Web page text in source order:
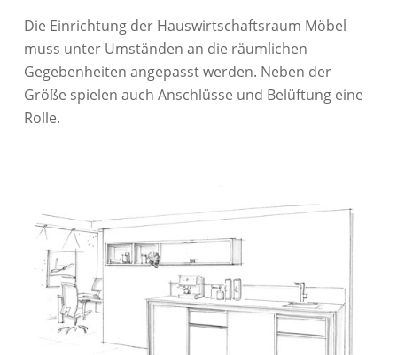
Die Einrichtung der Hauswirtschaftsraum Möbel
muss unter Umständen an die räumlichen
Gegebenheiten angepasst werden. Neben der
Größe spielen auch Anschlüsse und Belüftung eine
Rolle.